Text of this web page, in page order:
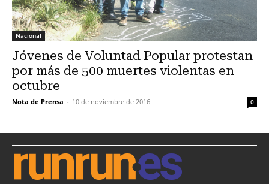
Nacional
Jóvenes de Voluntad Popular protestan
por más de 500 muertes violentas en
octubre
Nota de Prensa - 10 de noviembre de 2016 0